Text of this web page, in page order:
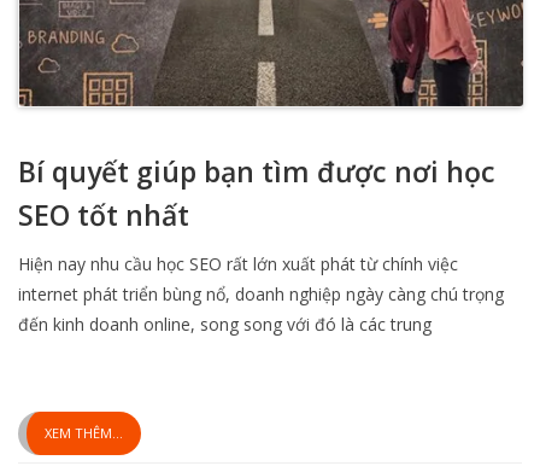
Bí quyết giúp bạn tìm được nơi học
SEO tốt nhất
Hiện nay nhu cầu học SEO rất lớn xuất phát từ chính việc
internet phát triển bùng nổ, doanh nghiệp ngày càng chú trọng
đến kinh doanh online, song song với đó là các trung
XEM THÊM...